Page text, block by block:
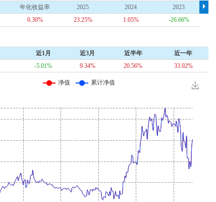
年化收益率
0.30%
2025
23.25%
2024
1.05%
2023
-26.66%
近1月 近3月 近半年
近一年
-5.01% 9.34% 20.56% 33.02%